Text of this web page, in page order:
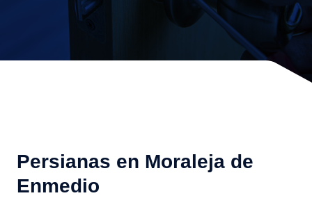
Persianas en Moraleja de
Enmedio